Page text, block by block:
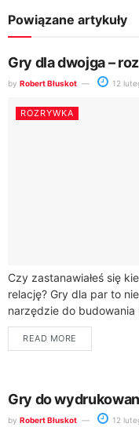
Powiązane artykuły
Gry dla dwojga –
by Robert Błuskot 12
ROZRYWKA
Czy zastanawiałeś się
relację? Gry dla par to
narzędzie do
jesteście...
READ MORE
Gry do
by Robert Błuskot 12